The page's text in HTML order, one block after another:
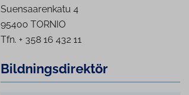
Suensaarenkatu 4
95400 TORNIO
Tfn. + 358 16 432 11
Bild­nings­di­rek­tör